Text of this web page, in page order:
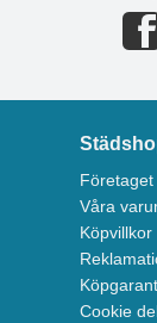
Företaget
Våra
Köpvillkor
Cookie